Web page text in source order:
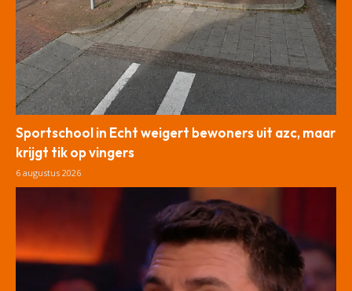
Sportschool in Echt weigert bewoners uit azc, maar
krijgt tik op vingers
6 augustus 2026